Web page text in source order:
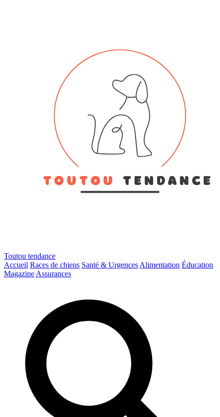
Toutou tendance
Accueil Races de chiens Santé & Urgences Alimentation Éducation
Magazine Assurances